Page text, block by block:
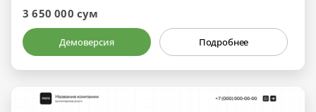
3 650 000 сум
Демоверсия Подробнее